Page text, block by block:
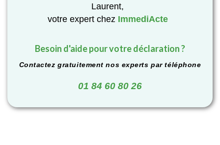
Laurent,
votre expert chez ImmediActe
Besoin d'aide pour votre déclaration ?
Contactez gratuitement nos experts par téléphone
01 84 60 80 26